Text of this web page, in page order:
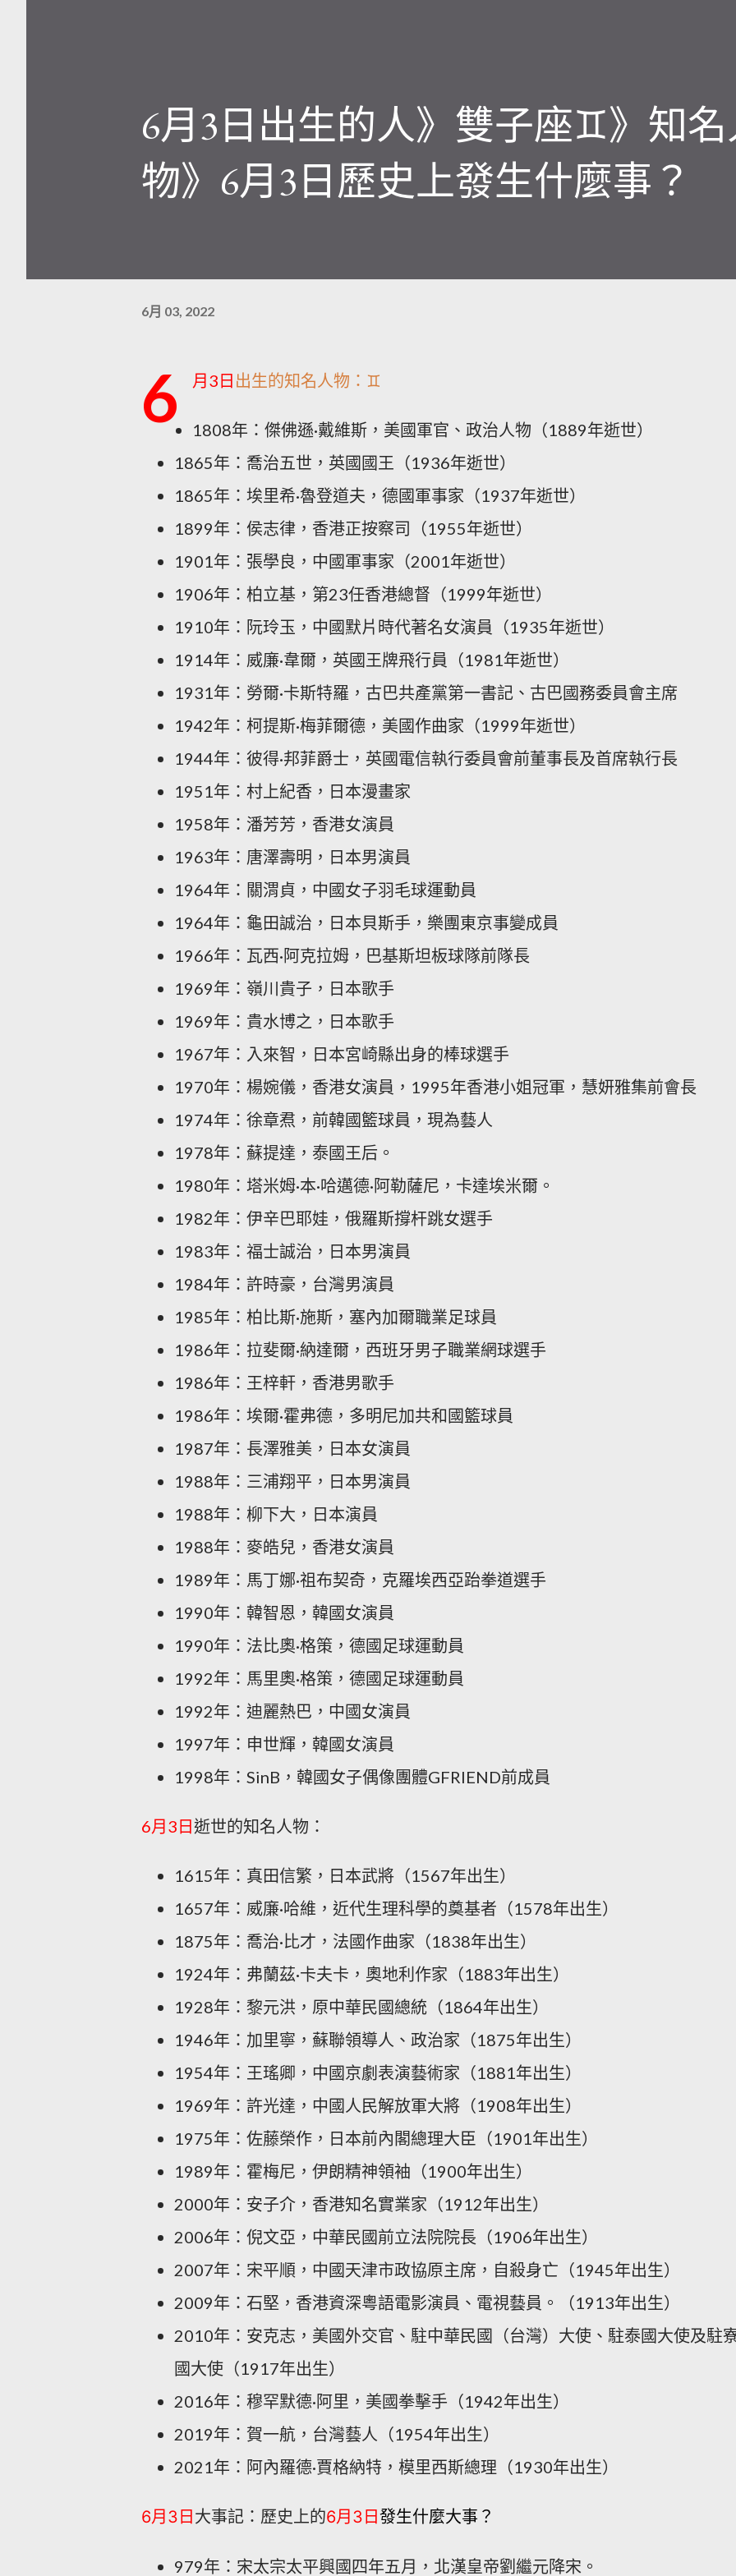
6月3日出生的人》雙子座♊️》知
物》6月3日歷史上發生什麼事？
6月 03, 2022
6 月3日 出生的知名人物：♊️
1808年：傑佛遜·戴維斯，美國軍官、政治人物（1889年逝世）
1865年：喬治五世，英國國王（1936年逝世）
1865年：埃里希·魯登道夫，德國軍事家（1937年逝世）
1899年：侯志律，香港正按察司（1955年逝世）
1901年：張學良，中國軍事家（2001年逝世）
1906年：柏立基，第23任香港總督（1999年逝世）
1910年：阮玲玉，中國默片時代著名女演員（1935年逝世）
1914年：威廉·韋爾，英國王牌飛行員（1981年逝世）
1931年：勞爾·卡斯特羅，古巴共產黨第一書記、古巴國務委員會主席
1942年：柯提斯·梅菲爾德，美國作曲家（1999年逝世）
1944年：彼得·邦菲爵士，英國電信執行委員會前董事長及首席執行長
1951年：村上紀香，日本漫畫家
1958年：潘芳芳，香港女演員
1963年：唐澤壽明，日本男演員
1964年：關渭貞，中國女子羽毛球運動員
1964年：龜田誠治，日本貝斯手，樂團東京事變成員
1966年：瓦西·阿克拉姆，巴基斯坦板球隊前隊長
1969年： 嶺川貴子 ，日本歌手
1969年： 貴水博之 ，日本歌手
1967年：入來智，日本宮崎縣出身的棒球選手
1970年：楊婉儀，香港女演員，1995年香港小姐冠軍，慧妍雅集前會長
1974年：徐章焄，前韓國籃球員，現為藝人
1978年：蘇提達，泰國王后。
1980年：塔米姆·本·哈邁德·阿勒薩尼，卡達埃米爾。
1982年：伊辛巴耶娃，俄羅斯撐杆跳女選手
1983年：福士誠治，日本男演員
1984年：許時豪，台灣男演員
1985年：柏比斯·施斯，塞內加爾職業足球員
1986年：拉斐爾·納達爾，西班牙男子職業網球選手
1986年：王梓軒，香港男歌手
1986年：埃爾·霍弗德，多明尼加共和國籃球員
1987年：長澤雅美，日本女演員
1988年：三浦翔平，日本男演員
1988年：柳下大，日本演員
1988年：麥皓兒，香港女演員
1989年：馬丁娜·祖布契奇，克羅埃西亞跆拳道選手
1990年：韓智恩，韓國女演員
1990年：法比奧·格策，德國足球運動員
1992年：馬里奧·格策，德國足球運動員
1992年：迪麗熱巴，中國女演員
1997年：申世輝，韓國女演員
1998年：SinB，韓國女子偶像團體GFRIEND前成員
6月3日逝世的知名人物：
1615年：真田信繁，日本武將（1567年出生）
1657年：威廉·哈維，近代生理科學的奠基者（1578年出生）
1875年：喬治·比才，法國作曲家（1838年出生）
1924年：弗蘭茲·卡夫卡，奧地利作家（1883年出生）
1928年：黎元洪，原中華民國總統（1864年出生）
1946年：加里寧，蘇聯領導人、政治家（1875年出生）
1954年：王瑤卿，中國京劇表演藝術家（1881年出生）
1969年：許光達，中國人民解放軍大將（1908年出生）
1975年：佐藤榮作，日本前內閣總理大臣（1901年出生）
1989年：霍梅尼，伊朗精神領袖（1900年出生）
2000年：安子介，香港知名實業家（1912年出生）
2006年：倪文亞，中華民國前立法院院長（1906年出生）
2007年：宋平順，中國天津市政協原主席，自殺身亡（1945年出生）
2009年：石堅，香港資深粵語電影演員、電視藝員。（1913年出生）
2010年：安克志，美國外交官、駐中華民國（台灣）大使、 駐泰國大使及駐
國大使 （1917年出生）
2016年：穆罕默德·阿里，美國拳擊手（1942年出生）
2019年：賀一航，台灣藝人（1954年出生）
2021年：阿內羅德·賈格納特，模里西斯總理（1930年出生）
6月3日 大事記：歷史上的6月3日 發生什麼大事？
979年：宋太宗太平興國四年五月，北漢皇帝劉繼元降宋。